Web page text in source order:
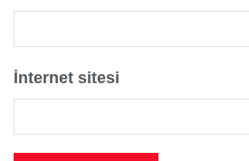
İnternet sitesi